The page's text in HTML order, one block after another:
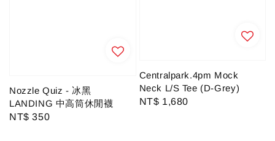
Nozzle Quiz - 冰黑
LANDING 中高筒休閒襪
Regular
NT$ 350
Centralpark.4pm Mock
Neck L/S Tee (D-Grey)
Regular
NT$ 1,680